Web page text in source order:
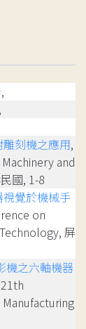
,
,
刻機之應用,
and
國, 1-8
覺於機械手
on
屏
機之六軸機器